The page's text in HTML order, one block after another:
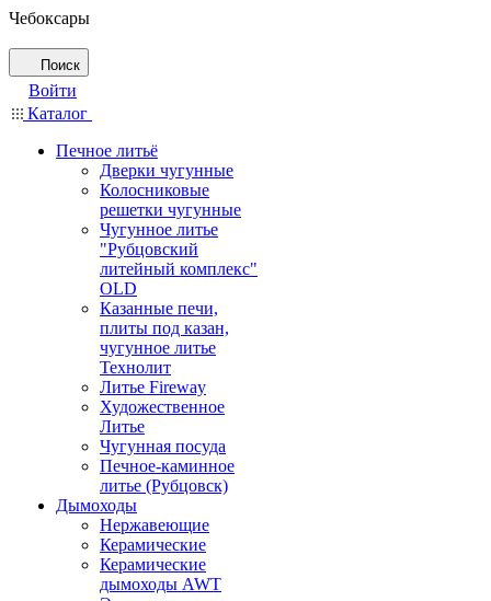
Чебоксары
Поиск
Войти
Каталог
Печное литьё
Дверки чугунные
Колосниковые
решетки чугунные
Чугунное литье
"Рубцовский
литейный комплекс"
OLD
Казанные печи,
плиты под казан,
чугунное литье
Технолит
Литье Fireway
Художественное
Литье
Чугунная посуда
Печное-каминное
литье (Рубцовск)
Дымоходы
Нержавеющие
Керамические
Керамические
дымоходы AWT